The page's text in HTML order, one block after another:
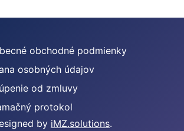
obchodné podmienky
osobných údajov
od zmluvy
protokol
by iMZ.solutions.